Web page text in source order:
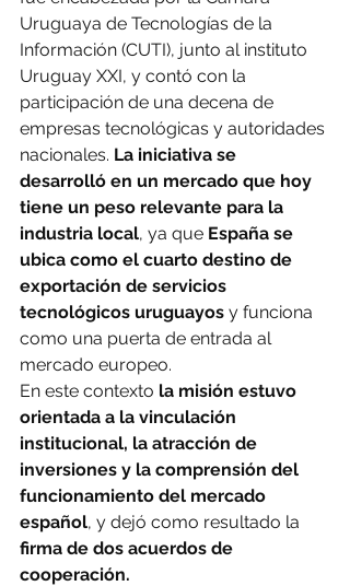
Uruguaya de Tecnologías de la
Información (CUTI), junto al instituto
Uruguay XXI, y contó con la
participación de una decena de
empresas tecnológicas y autoridades
nacionales. La iniciativa se
desarrolló en un mercado que hoy
tiene un peso relevante para la
industria local, ya que España se
ubica como el cuarto destino de
exportación de servicios
tecnológicos uruguayos y funciona
como una puerta de entrada al
mercado europeo.
En este contexto la misión estuvo
orientada a la vinculación
institucional, la atracción de
inversiones y la comprensión del
funcionamiento del mercado
español, y dejó como resultado la
firma de dos acuerdos de
cooperación.